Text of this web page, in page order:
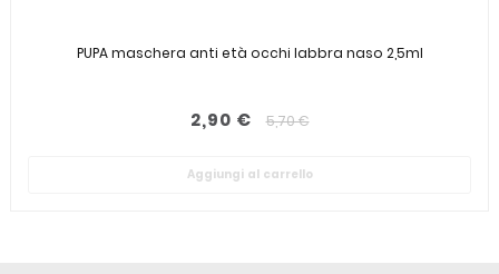
PUPA maschera anti età occhi labbra naso 2,5ml
2,90 € 5,70 €
Aggiungi al carrello